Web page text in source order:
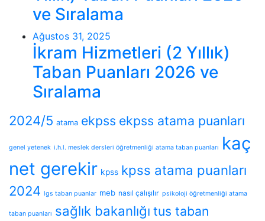
ve Sıralama
Ağustos 31, 2025
İkram Hizmetleri (2 Yıllık)
Taban Puanları 2026 ve
Sıralama
2024/5 atama ekpss ekpss atama puanları
genel yetenek i.h.l. meslek dersleri öğretmenliği atama taban puanları
kaç
net gerekir kpss kpss atama puanları
2024 lgs taban puanlar meb nasıl çalışılır psikoloji öğretmenliği atama
taban puanları sağlık bakanlığı tus taban